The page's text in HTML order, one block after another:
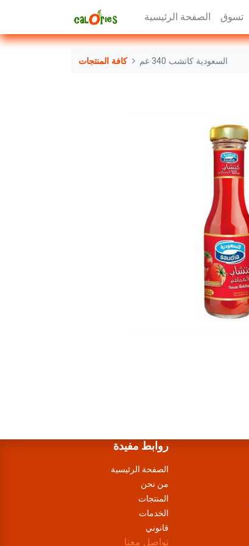
الصفحة الرئيسية تسوق
كافة المنتجات السعودية كاتشب 340 غم
روابط مفيدة
الصفحة الرئيسية
من نحن
المنتجات
الخدمات
قانوني
تواصل معنا